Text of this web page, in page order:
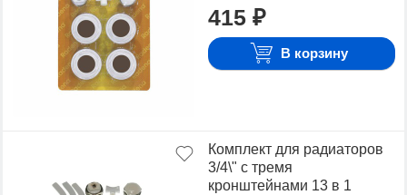
415 ₽
В корзину
Комплект для радиаторов
3/4\" с тремя
кронштейнами 13 в 1